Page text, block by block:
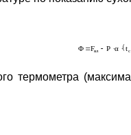
термометра